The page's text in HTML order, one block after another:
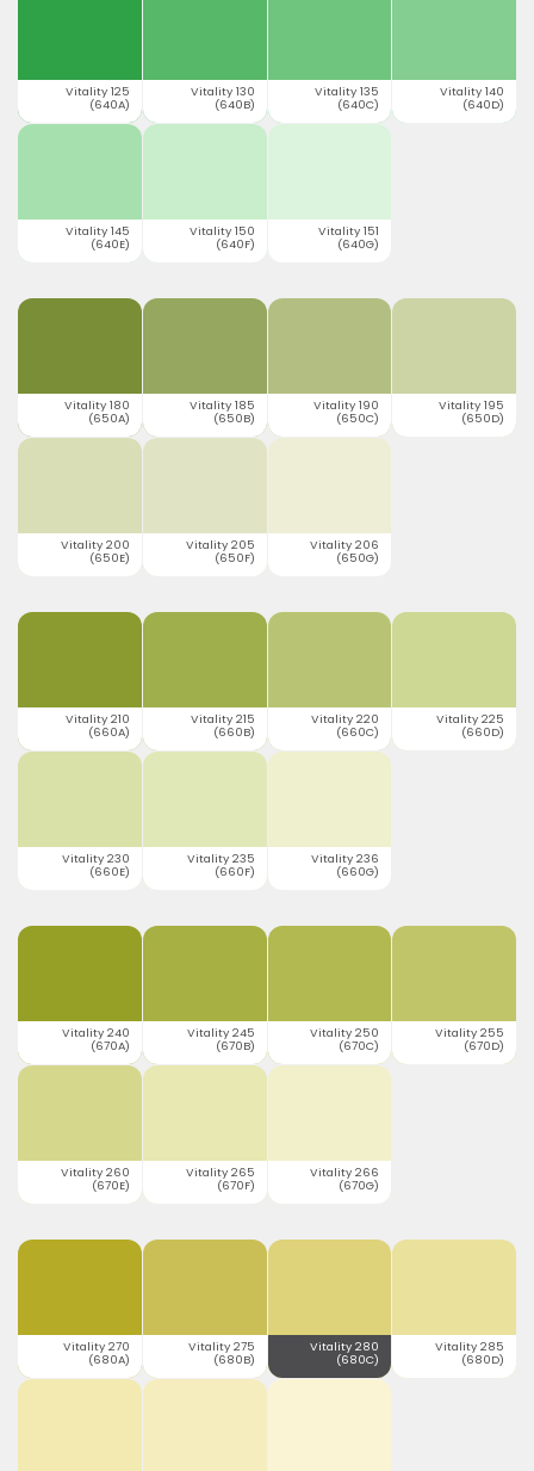
Vitality 125
(640A)
Vitality 130
(640B)
Vitality 135
(640C)
Vitality 140
(640D)
Vitality 145
(640E)
Vitality 150
(640F)
Vitality 151
(640G)
Vitality 180
(650A)
Vitality 185
(650B)
Vitality 190
(650C)
Vitality 195
(650D)
Vitality 200
(650E)
Vitality 205
(650F)
Vitality 206
(650G)
Vitality 210
(660A)
Vitality 215
(660B)
Vitality 220
(660C)
Vitality 225
(660D)
Vitality 230
(660E)
Vitality 235
(660F)
Vitality 236
(660G)
Vitality 240
(670A)
Vitality 245
(670B)
Vitality 250
(670C)
Vitality 255
(670D)
Vitality 260
(670E)
Vitality 265
(670F)
Vitality 266
(670G)
Vitality 270
(680A)
Vitality 275
(680B)
Vitality 280
(680C)
Vitality 285
(680D)